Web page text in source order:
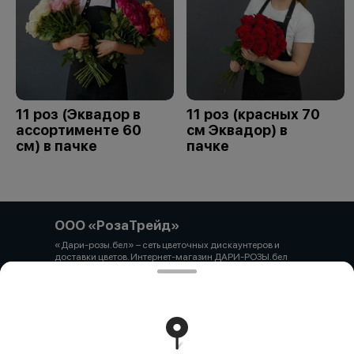
11 роз (Эквадор в
ассортименте 60
см) в пачке
11 роз (красных 70
см Эквадор) в
пачке
ООО «РозаТрейд»
«Дари-розы.бел» – сеть цветочных дискаунтеров и
доставки цветов. Интернет-магазин ДАРИ-РОЗЫ.бел
зарегистрирован 06.12.2021 № 524431 в Торговом
выдано администрацией Первомайского района г.
Витебска от 12.10.2021 УНП 391926869 Мы принимаем
онлайн оплату. ВНИМАНИЕ перед оплатой уточняйте
наличие товара у менеджера.